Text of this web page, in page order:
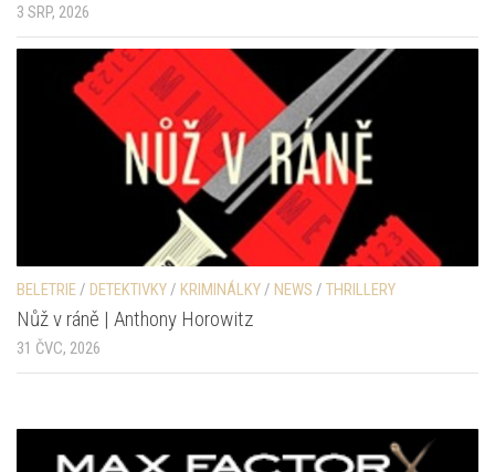
3 SRP, 2026
BELETRIE/ DETEKTIVKY/ KRIMINÁLKY/ NEWS / THRILLERY
Nůž v ráně | Anthony Horowitz
31 ČVC, 2026